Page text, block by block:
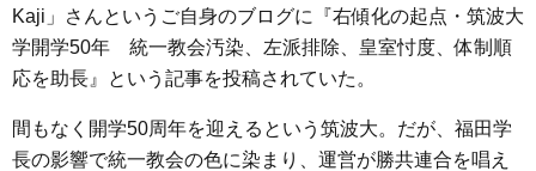
Kaji」さんというご自身のブログに『右傾化の起点・筑波大
学開学50年 統一教会汚染、左派排除、皇室忖度、体制順
応を助長』という記事を投稿されていた。
間もなく開学50周年を迎えるという筑波大。だが、福田学
長の影響で統一教会の色に染まり、運営が勝共連合を唱え